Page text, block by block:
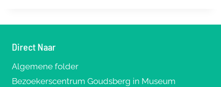
Direct Naar
Algemene folder
Bezoekerscentrum Goudsberg in Museum